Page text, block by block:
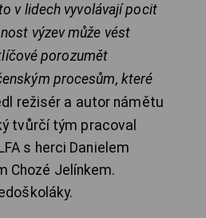
v lidech vyvolávají pocit
výzev může vést
porozumět
procesům, které
režisér a autor námětu
tvůrčí tým pracoval
s herci Danielem
Chozé Jelínkem.